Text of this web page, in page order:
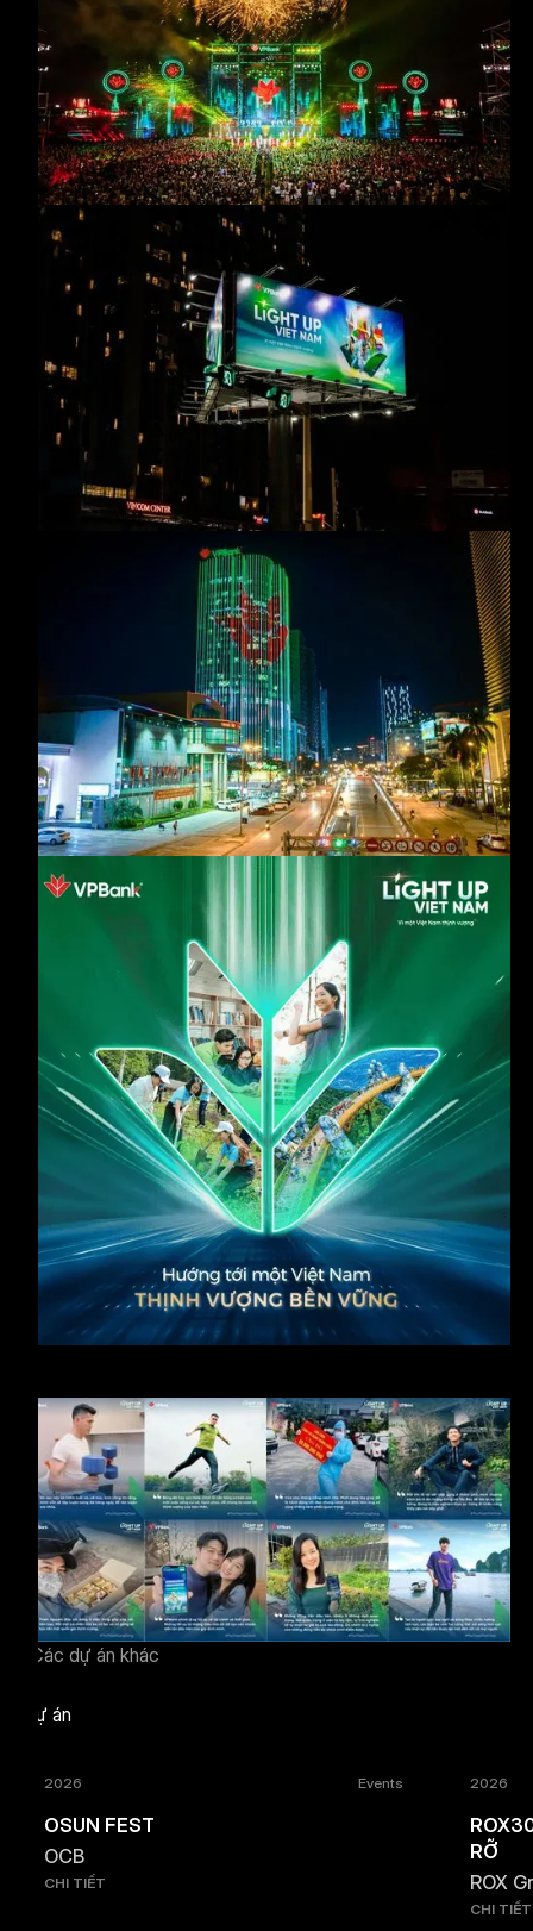
Các dự án khác
Dự án
2026 Events
OSUN FEST
OCB
CHI TIẾT
2026
RỠ
ROX
CHI TIẾT